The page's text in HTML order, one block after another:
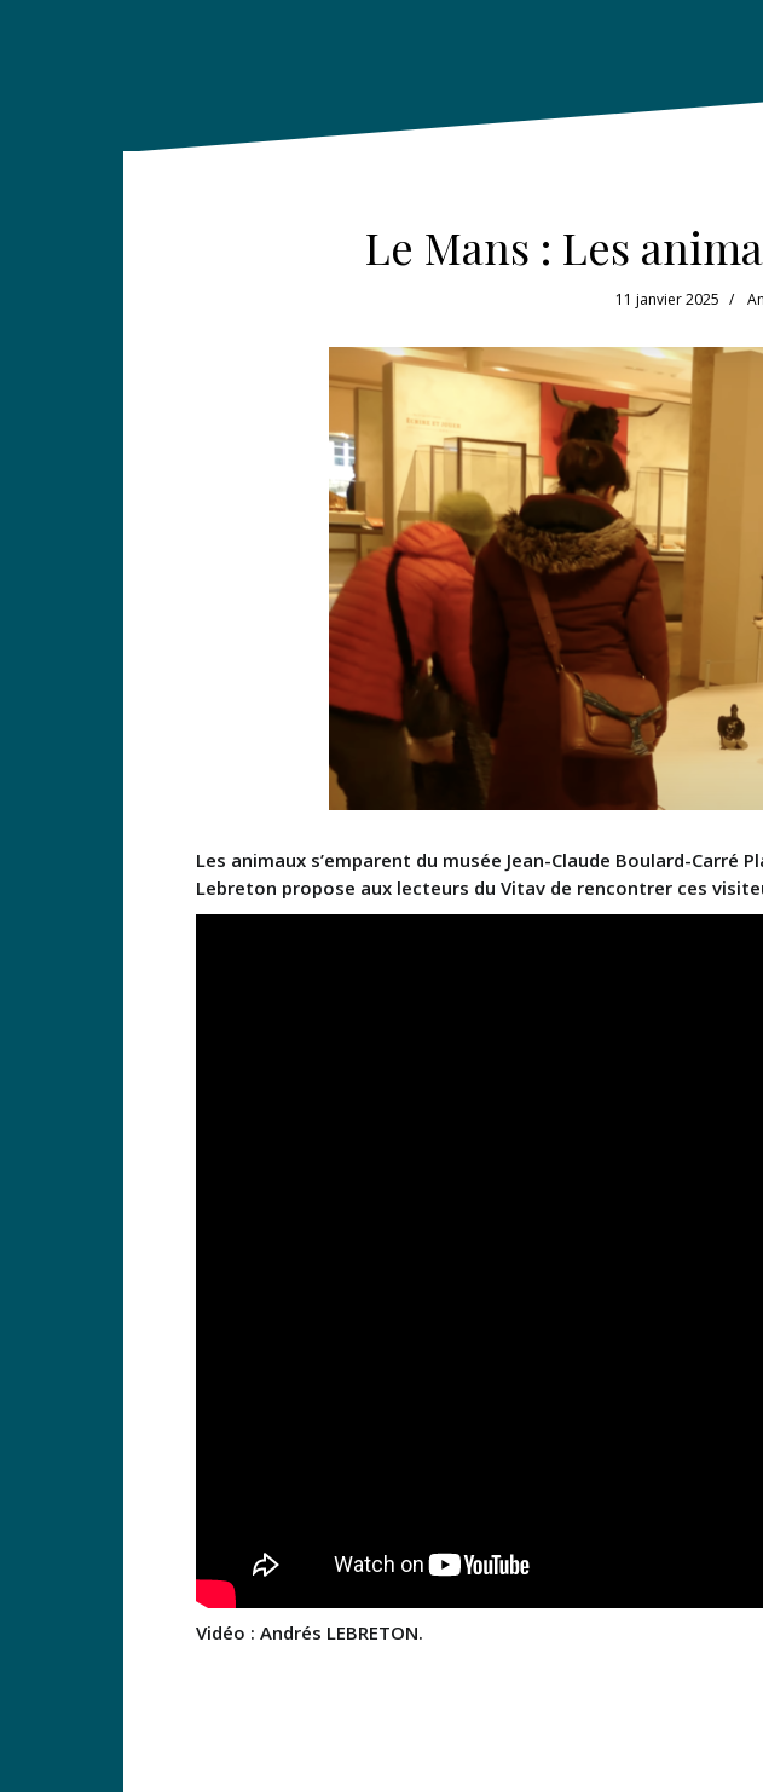
Le Mans : Les
11 janvier 2025
Les animaux s’emparent du musée Jean-Claude Boulard-
Lebreton propose aux lecteurs du Vitav de rencontrer ces
Vidéo : Andrés LEBRETON.